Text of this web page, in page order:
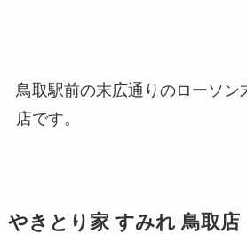
鳥取駅前の末広通りのローソン
店です。
やきとり家 すみれ 鳥取店